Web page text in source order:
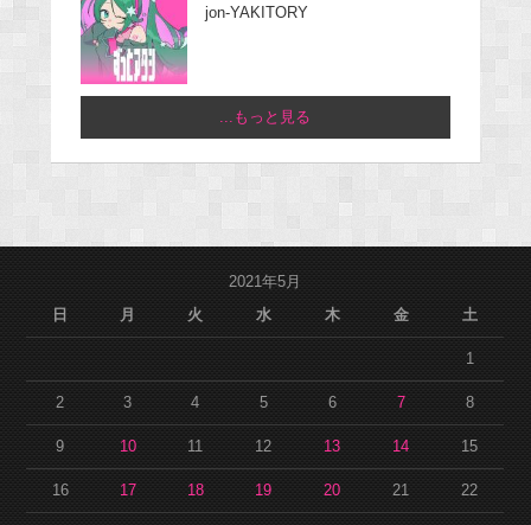
jon-YAKITORY
...もっと見る
2021年5月
日
月 火 水 木 金 土
1
2 3 4 5 6 7 8
9 10 11 12 13 14 15
16 17 18 19 20 21 22